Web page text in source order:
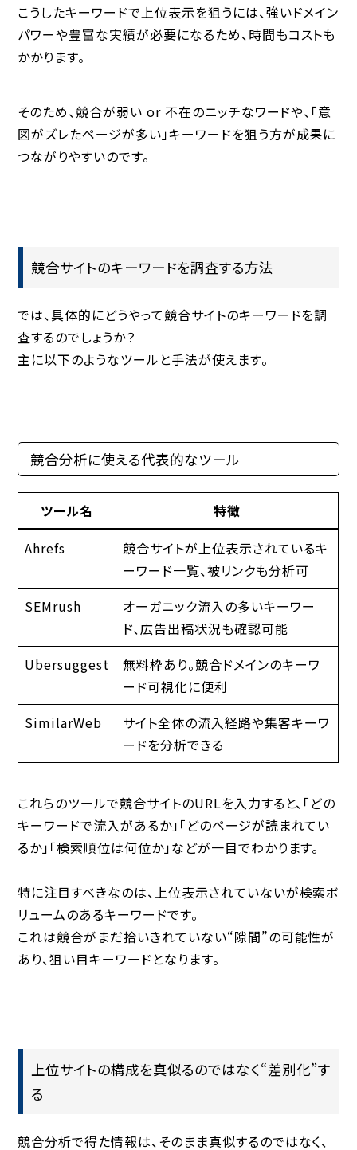
こうしたキーワードで上位表示を狙うには、強いドメイン
パワーや豊富な実績が必要になるため、時間もコストも
かかります。
そのため、競合が弱い or 不在のニッチなワードや、「意
図がズレたページが多い」キーワードを狙う方が成果に
つながりやすいのです。
競合サイトのキーワードを調査する方法
では、具体的にどうやって競合サイトのキーワードを調
査するのでしょうか？
主に以下のようなツールと手法が使えます。
競合分析に使える代表的なツール
ツール名
特徴
Ahrefs
競合サイトが上位表示されているキ
ーワード一覧、被リンクも分析可
SEMrush
オーガニック流入の多いキーワー
ド、広告出稿状況も確認可能
Ubersuggest
無料枠あり。競合ドメインのキーワ
ード可視化に便利
SimilarWeb
サイト全体の流入経路や集客キーワ
ードを分析できる
これらのツールで競合サイトのURLを入力すると、「どの
キーワードで流入があるか」「どのページが読まれてい
るか」「検索順位は何位か」などが一目でわかります。
特に注目すべきなのは、上位表示されていないが検索ボ
リュームのあるキーワードです。
これは競合がまだ拾いきれていない“隙間”の可能性が
あり、狙い目キーワード となります。
上位サイトの構成を真似るのではなく“差別化”す
る
競合分析で得た情報は、そのまま真似するのではなく、